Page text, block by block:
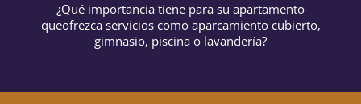
¿Qué importancia tiene para su apartamento
queofrezca servicioscomo aparcamiento cubierto,
gimnasio, piscina o lavandería?